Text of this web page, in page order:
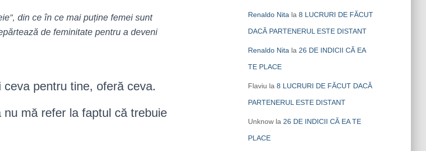
din ce în ce mai puține femei sunt
de feminitate pentru a deveni
pentru tine, oferă ceva.
mă refer la faptul că trebuie
Renaldo Nita la 8 LUCRURI DE FĂCUT
DACĂ PARTENERUL ESTE DISTANT
Renaldo Nita la 26 DE INDICII CĂ EA
TE PLACE
Flaviu la 8 LUCRURI DE FĂCUT DACĂ
PARTENERUL ESTE DISTANT
Unknowla 26 DE INDICII CĂ EA TE
PLACE